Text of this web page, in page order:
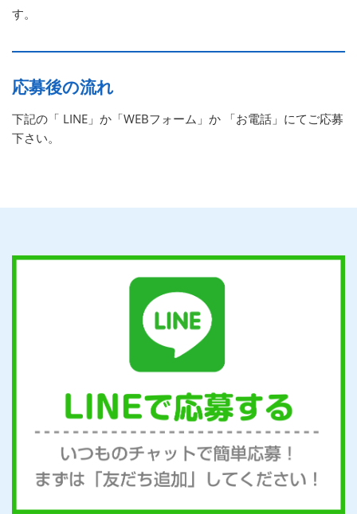
す。
応募後の流れ
下記の「 LINE」か「WEBフォーム」か 「お電話」にてご応募
下さい。